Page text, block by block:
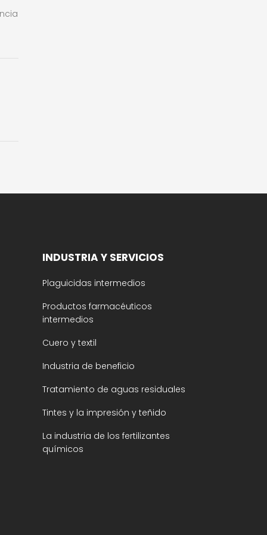
INDUSTRIA Y SERVICIOS
Plaguicidas intermedios
Productos farmacéuticos
intermedios
Cuero y textil
Industria de beneficio
Tratamiento de aguas residuales
Tintes y la impresión y teñido
La industria de los fertilizantes
químicos